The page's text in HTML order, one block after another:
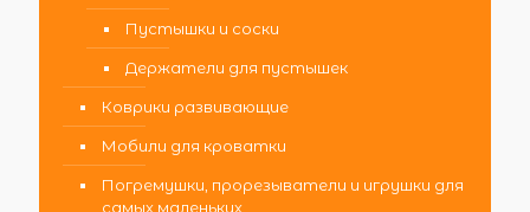
Пустышки и соски
Держатели для пустышек
Коврики развивающие
Мобили для кроватки
Погремушки, прорезыватели и игрушки для
самых маленьких